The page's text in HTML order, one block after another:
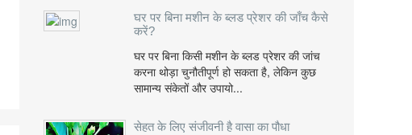
घर पर बिना मशीन के ब्लड प्रेशर की जाँच कैसे
करें?
घर पर बिना किसी मशीन के ब्लड प्रेशर की जांच
करना थोड़ा चुनौतीपूर्ण हो सकता है, लेकिन कुछ
सामान्य संकेतों और उपायो...
सेहत के लिए संजीवनी है वासा का पौधा